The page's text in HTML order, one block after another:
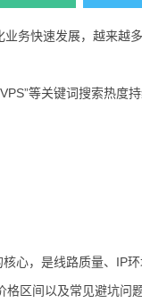
务快速发展，越来越
等关键词搜索热度持
心，是线路质量、IP
区间以及常见避坑问